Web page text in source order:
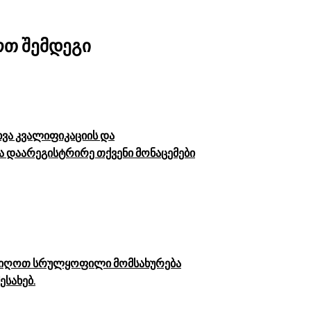
შემდეგი
კვალიფიკაციის და
თქვენი მონაცემები
სრულყოფილი მომსახურება